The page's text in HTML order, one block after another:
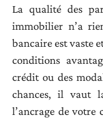
La qualité des
immobilier n’a
bancaire est vaste
conditions
crédit ou des
chances, il vaut
l’ancrage de votre